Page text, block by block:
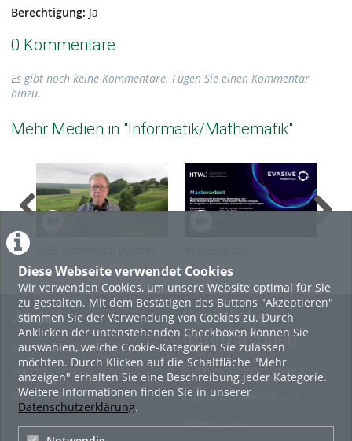
Diese Webseite verwendet Cookies
Wir verwenden Cookies, um unsere Website optimal für Sie
zu gestalten. Mit dem Bestätigen des Buttons "Akzeptieren"
stimmen Sie der Verwendung von Cookies zu. Durch
Anklicken der untenstehenden Checkboxen können Sie
auswählen, welche Cookie-Kategorien Sie zulassen
möchten. Durch Klicken auf die Schaltfläche "Mehr
anzeigen" erhalten Sie eine Beschreibung jeder Kategorie.
Weitere Informationen finden Sie in unserer
Datenschutzerklärung.
Berechtigung: Ja
0 Kommentare
Es gibt noch keine Kommentare. Fügen Sie einen Kommentar
hinzu.
Mehr Medien in "Informatik/Mathematik"
Klassen
Ökonomische und
technische Bewertung
von Multi-Robotik-
Systemen
About
Erste Schritte
Häufige Fragen - FAQ
Betriebsstatus
Rechtliche
Informationen
Nutzungsbedingungen
Datenschutzerklärung
Impressum